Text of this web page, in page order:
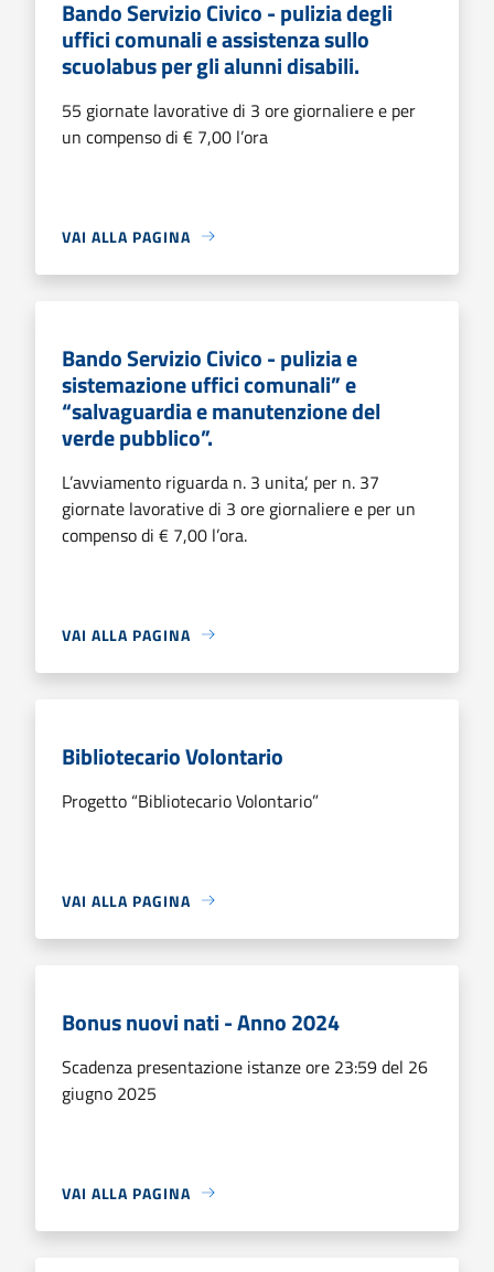
Bando Servizio Civico - pulizia degli
uffici comunali e assistenza sullo
scuolabus per gli alunni disabili.
55 giornate lavorative di 3 ore giornaliere e per
un compenso di € 7,00 l’ora
VAI ALLA PAGINA
Bando Servizio Civico - pulizia e
sistemazione uffici comunali” e
“salvaguardia e manutenzione del
verde pubblico”.
L’avviamento riguarda n. 3 unita’, per n. 37
giornate lavorative di 3 ore giornaliere e per un
compenso di € 7,00 l’ora.
VAI ALLA PAGINA
Bibliotecario Volontario
Progetto “Bibliotecario Volontario”
VAI ALLA PAGINA
Bonus nuovi nati - Anno 2024
Scadenza presentazione istanze ore 23:59 del 26
giugno 2025
VAI ALLA PAGINA